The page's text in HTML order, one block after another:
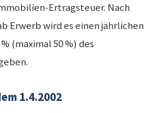
Ertragsteuer. Nach
Erwerb wird es einen jährlichen
(maximal 50 %) des
1.4.2002